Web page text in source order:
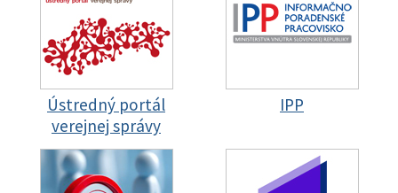
Ústredný portál
verejnej správy
IPP